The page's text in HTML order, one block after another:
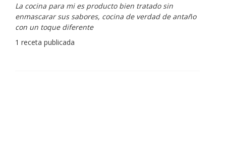
La cocina para mi es producto bien tratado sin
enmascarar sus sabores, cocina de verdad de antaño
con un toque diferente
1 receta publicada